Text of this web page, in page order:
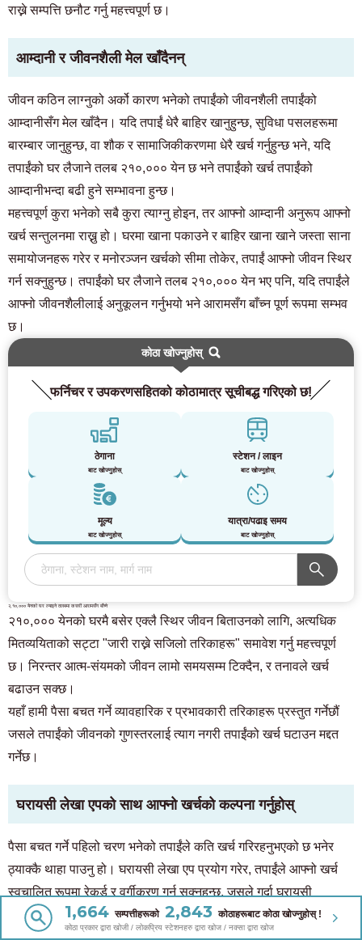
राख्ने सम्पत्ति छनौट गर्नु महत्त्वपूर्ण छ।
आम्दानी र जीवनशैली मेल खाँदैनन्
जीवन कठिन लाग्नुको अर्को कारण भनेको तपाईंको जीवनशैली तपाईंको
आम्दानीसँग मेल खाँदैन। यदि तपाईं धेरै बाहिर खानुहुन्छ, सुविधा पसलहरूमा
बारम्बार जानुहुन्छ, वा शौक र सामाजिकीकरणमा धेरै खर्च गर्नुहुन्छ भने, यदि
तपाईंको घर लैजाने तलब २१०,००० येन छ भने तपाईंको खर्च तपाईंको
आम्दानीभन्दा बढी हुने सम्भावना हुन्छ।
महत्त्वपूर्ण कुरा भनेको सबै कुरा त्याग्नु होइन, तर आफ्नो आम्दानी अनुरूप आफ्नो
खर्च सन्तुलनमा राख्नु हो। घरमा खाना पकाउने र बाहिर खाना खाने जस्ता साना
समायोजनहरू गरेर र मनोरञ्जन खर्चको सीमा तोकेर, तपाईं आफ्नो जीवन स्थिर
गर्न सक्नुहुन्छ। तपाईंको घर लैजाने तलब २१०,००० येन भए पनि, यदि तपाईंले
आफ्नो जीवनशैलीलाई अनुकूलन गर्नुभयो भने आरामसँग बाँच्न पूर्ण रूपमा सम्भव
छ।
कोठा खोज्नुहोस्
फर्निचर र उपकरणसहितको कोठामात्र सूचीबद्ध गरिएको छ!
ठेगाना
बाट खोज्नुहोस्
स्टेशन / लाइन
बाट खोज्नुहोस्
मूल्य
बाट खोज्नुहोस्
यात्रा/पढाइ समय
बाट खोज्नुहोस्
२,१०,००० येनको घर ल्याइने तलबमा कसरी आरामसँग बाँच्ने
२१०,००० येनको घरमै बसेर एक्लै स्थिर जीवन बिताउनको लागि, अत्यधिक
मितव्ययिताको सट्टा "जारी राख्ने सजिलो तरिकाहरू" समावेश गर्नु महत्त्वपूर्ण
छ। निरन्तर आत्म-संयमको जीवन लामो समयसम्म टिक्दैन, र तनावले खर्च
बढाउन सक्छ।
यहाँ हामी पैसा बचत गर्ने व्यावहारिक र प्रभावकारी तरिकाहरू प्रस्तुत गर्नेछौं
जसले तपाईंको जीवनको गुणस्तरलाई त्याग नगरी तपाईंको खर्च घटाउन मद्दत
गर्नेछ।
घरायसी लेखा एपको साथ आफ्नो खर्चको कल्पना गर्नुहोस्
पैसा बचत गर्ने पहिलो चरण भनेको तपाईंले कति खर्च गरिरहनुभएको छ भनेर
ठ्याक्कै थाहा पाउनु हो। घरायसी लेखा एप प्रयोग गरेर, तपाईंले आफ्नो खर्च
स्वचालित रूपमा रेकर्ड र वर्गीकरण गर्न सक्नुहुन्छ, जसले गर्दा घरायसी
व्यवस्थापन झन्झटमुक्त हुन्छ। विशेष गरी, यसलाई क्रेडिट कार्ड र
इलेक्ट्रोनिक पैसामा लिङ्क गरेर, तपाईंले डेटा प्रविष्ट नगरीकनै आफ्नो
1,664 सम्पत्तीहरूको 2,843 कोठाहरूबाट कोठा खोज्नुहोस् !
कोठा प्रकार द्वारा खोजी / लोकप्रिय स्टेशनहरु द्वारा खोज / नक्सा द्वारा खोज